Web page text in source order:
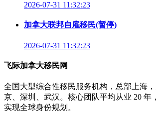
2026-07-31 11:32:23
加拿大联邦自雇移民(暂停)
2026-07-31 11:32:23
飞际加拿大移民网
全国大型综合性移民服务机构，总部上海
京、深圳、武汉。核心团队平均从业 20 年
实现全球身份规划。